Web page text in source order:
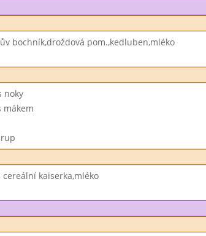
bochník,droždová pom.,kedluben,mléko
noky
mákem
cereální kaiserka,mléko